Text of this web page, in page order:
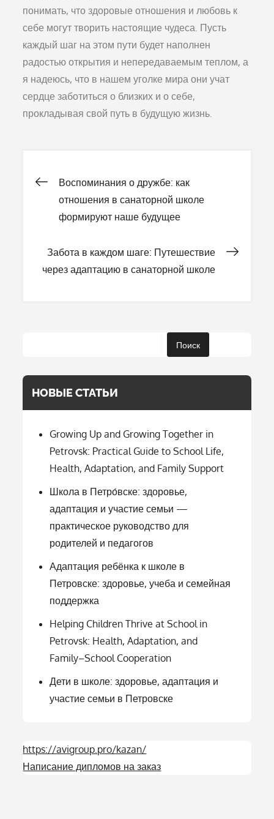
понимать, что здоровые отношения и любовь к
себе могут творить настоящие чудеса. Пусть
каждый шаг на этом пути будет наполнен
радостью открытия и непередаваемым теплом, а
я надеюсь, что в нашем уголке мира они учат
сердце заботиться о близких и о себе,
прокладывая свой путь в будущую жизнь.
Навигация
по
записям
Воспоминания о дружбе: как
отношения в санаторной школе
формируют наше будущее
Забота в каждом шаге: Путешествие
через адаптацию в санаторной школе
Поиск
НОВЫЕ СТАТЬИ
Growing Up and Growing Together in
Petrovsk: Practical Guide to School Life,
Health, Adaptation, and Family Support
Школа в Петро́вске: здоровье,
адаптация и участие семьи —
практическое руководство для
родителей и педагогов
Адаптация ребёнка к школе в
Петровске: здоровье, учеба и семейная
поддержка
Helping Children Thrive at School in
Petrovsk: Health, Adaptation, and
Family–School Cooperation
Дети в школе: здоровье, адаптация и
участие семьи в Петровске
https://avigroup.pro/kazan/
Написание дипломов на заказ